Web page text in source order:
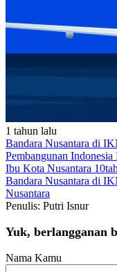
1 tahun lalu
Bandara Nusantara di
Pembangunan Indonesia
Ibu Kota Nusantara
Bandara Nusantara di
Nusantara
Penulis: Putri Isnur
Yuk, berlangganan
Nama Kamu